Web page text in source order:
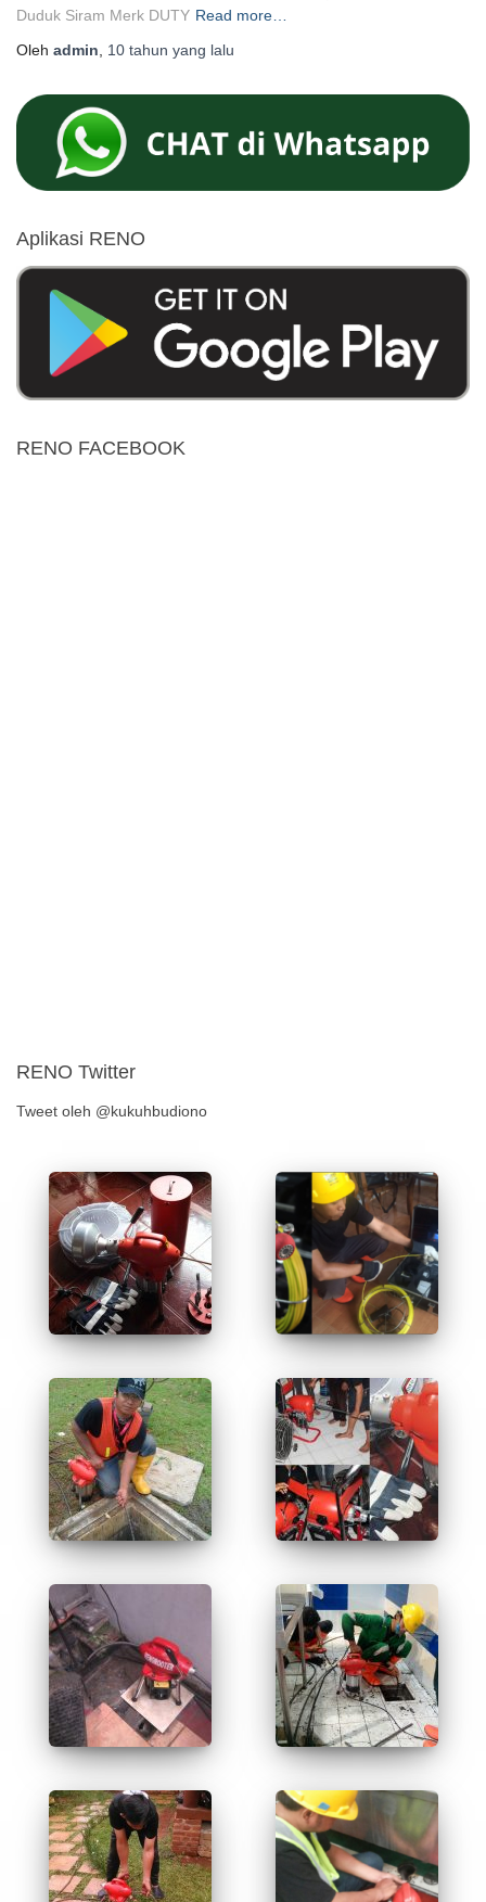
Duduk Siram Merk DUTY Read more…
Oleh admin 10 tahun yang lalu
Aplikasi RENO
RENO FACEBOOK
RENO Twitter
Tweet oleh @kukuhbudiono